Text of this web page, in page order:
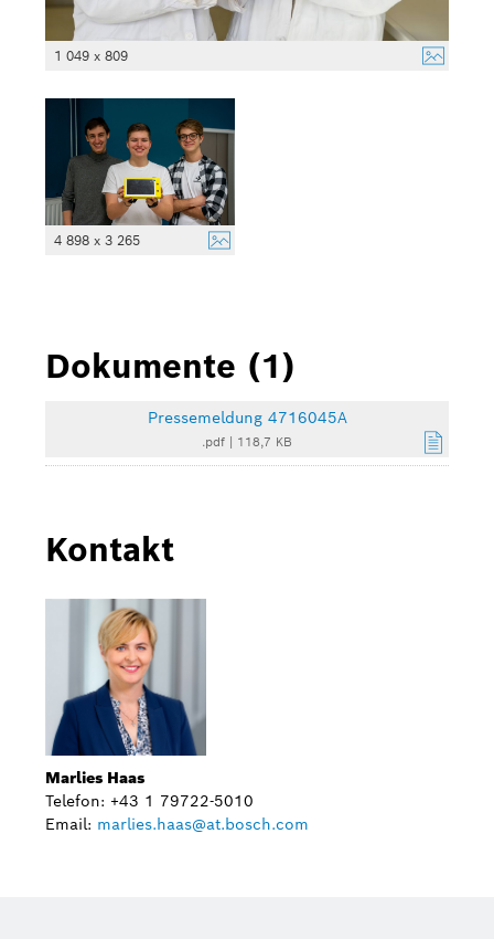
1 049 x 809
4 898 x 3 265
Dokumente (1)
Pressemeldung 4716045A
.pdf 118,7 KB
Kontakt
Marlies Haas
Telefon: +43 1 79722-5010
Email: marlies.haas@at.bosch.com